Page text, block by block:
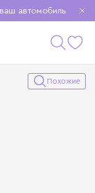
автомобиль
₽
еще удобнее
Похожие